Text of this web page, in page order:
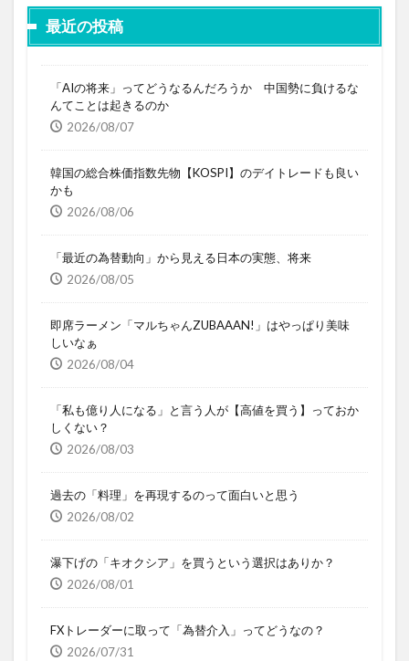
最近の投稿
「AIの将来」ってどうなるんだろうか 中国勢に負けるな
んてことは起きるのか
2026/08/07
韓国の総合株価指数先物【KOSPI】のデイトレードも良い
かも
2026/08/06
「最近の為替動向」から見える日本の実態、将来
2026/08/05
即席ラーメン「マルちゃんZUBAAAN!」はやっぱり美味
しいなぁ
2026/08/04
「私も億り人になる」と言う人が【高値を買う】っておか
しくない？
2026/08/03
過去の「料理」を再現するのって面白いと思う
2026/08/02
瀑下げの「キオクシア」を買うという選択はありか？
2026/08/01
FXトレーダーに取って「為替介入」ってどうなの？
2026/07/31